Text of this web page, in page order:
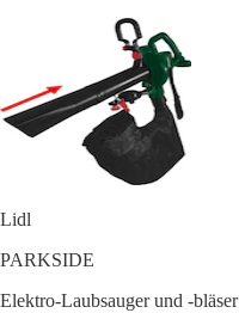
Lidl
PARKSIDE
Elektro-Laubsauger und -bläser